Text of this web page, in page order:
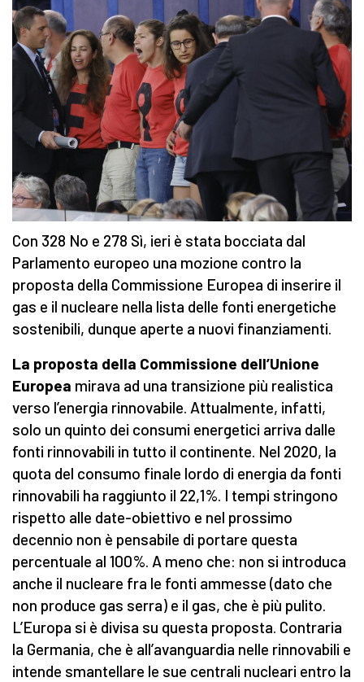
Con 328 No e 278 Sì, ieri è stata bocciata dal
Parlamento europeo una mozione contro la
proposta della Commissione Europea di inserire il
gas e il nucleare nella lista delle fonti energetiche
sostenibili, dunque aperte a nuovi finanziamenti.
La proposta della Commissione dell’Unione
Europea mirava ad una transizione più realistica
verso l’energia rinnovabile. Attualmente, infatti,
solo un quinto dei consumi energetici arriva dalle
fonti rinnovabili in tutto il continente. Nel 2020, la
quota del consumo finale lordo di energia da fonti
rinnovabili ha raggiunto il 22,1%. I tempi stringono
rispetto alle date-obiettivo e nel prossimo
decennio non è pensabile di portare questa
percentuale al 100%. A meno che: non si introduca
anche il nucleare fra le fonti ammesse (dato che
non produce gas serra) e il gas, che è più pulito.
L’Europa si è divisa su questa proposta. Contraria
la Germania, che è all’avanguardia nelle rinnovabili e
intende smantellare le sue centrali nucleari entro la